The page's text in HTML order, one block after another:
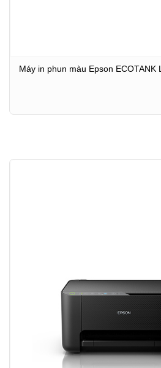
Máy in phun màu Epson ECOTANK